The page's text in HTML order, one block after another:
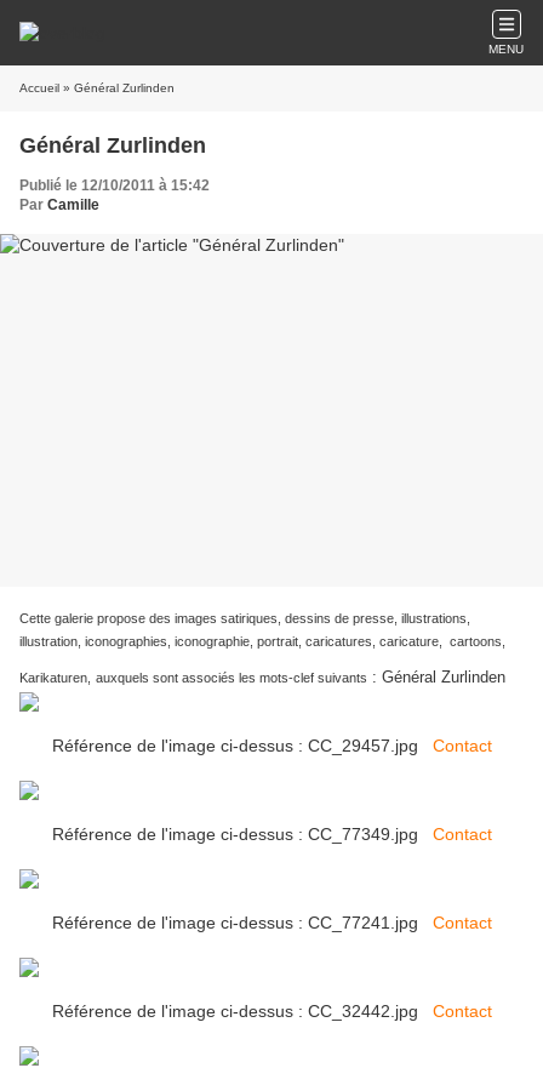
MENU
Accueil » Général Zurlinden
Général Zurlinden
Publié le 12/10/2011 à 15:42
Par Camille
Cette galerie propose des images satiriques, dessins de presse, illustrations,
illustration, iconographies, iconographie, portrait, caricatures, caricature, cartoons,
Karikaturen, auxquels sont associés les mots-clef suivants : Général Zurlinden
Référence de l'image ci-dessus : CC_29457.jpg Contact
Référence de l'image ci-dessus : CC_77349.jpg Contact
Référence de l'image ci-dessus : CC_77241.jpg Contact
Référence de l'image ci-dessus : CC_32442.jpg Contact